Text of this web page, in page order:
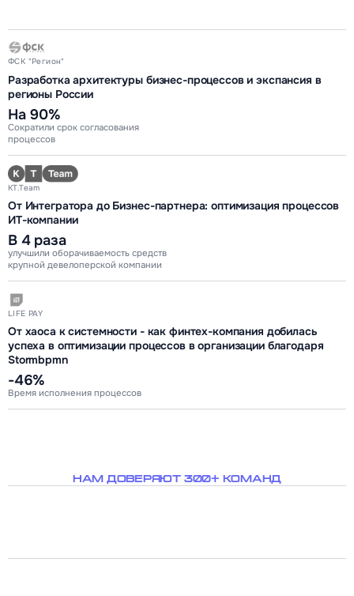
ФСК "Регион"
Разработка архитектуры бизнес-процессов и экспансия в
регионы России
На 90%
Сократили срок согласования
процессов
KT.Team
От Интегратора до Бизнес-партнера: оптимизация процессов
ИТ-компании
В 4 раза
улучшили оборачиваемость средств
крупной девелоперской компании
LIFE PAY
От хаоса к системности - как финтех-компания добилась
успеха в оптимизации процессов в организации благодаря
Stormbpmn
-46%
Время исполнения процессов
НАМ ДОВЕРЯЮТ 300+ КОМАНД